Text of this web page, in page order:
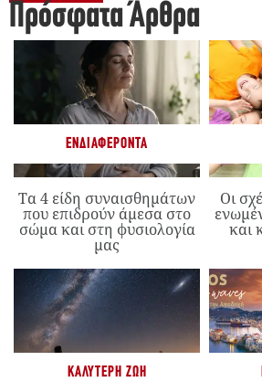
Πρόσφατα Άρθρα
ΕΝΔΙΑΦΈΡΟΝΤΑ
Τα 4 είδη συναισθημάτων
που επιδρούν άμεσα στο
σώμα και στη φυσιολογία
μας
Οι
και
ΚΑΛΎΤΕΡΗ ΖΩΉ